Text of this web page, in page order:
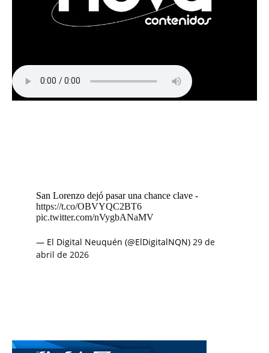
San Lorenzo dejó pasar una chance clave -
https://t.co/OBVYQC2BT6
pic.twitter.com/nVygbANaMV
— El Digital Neuquén (@ElDigitalNQN) 29 de
abril de 2026